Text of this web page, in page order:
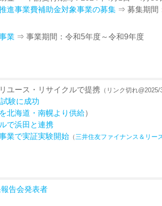
進事業費補助金対象事業の募集 ⇒ 募集期間
業 ⇒ 事業期間：令和5年度～令和9年度
ユース・リサイクルで提携 （リンク切れ@2025/
験に成功
北海道・南幌より供給）
で浜田と連携
業で実証実験開始 （ 三井住友ファイナンス＆リー
告会発表者